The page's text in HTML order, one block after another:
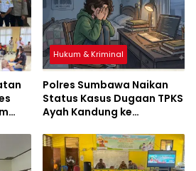
Hukum & Kriminal
Polres Sumbawa Naikan
Status Kasus Dugaan TPKS
Ayah Kandung ke